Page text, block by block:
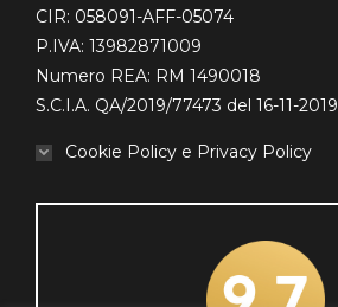
CIR: 058091-AFF-05074
P.IVA: 13982871009
Numero REA: RM 1490018
S.C.I.A. QA/2019/77473 del 16-11-2019
Cookie Policy e Privacy Policy